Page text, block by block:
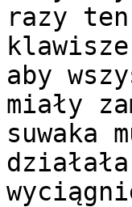
razy
aby
miały
suwaka